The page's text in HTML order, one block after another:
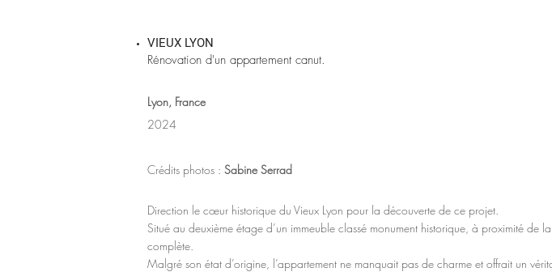
VIEUX LYON
Rénovation d'un appartement canut.
Lyon, France
2024
Crédits photos : Sabine Serrad
Direction le cœur historique du Vieux Lyon pour la découverte de ce projet.
Situé au deuxième étage d’un immeuble classé monument historique, à proximité
complète.
Malgré son état d’origine, l’appartement ne manquait pas de charme et offrait un